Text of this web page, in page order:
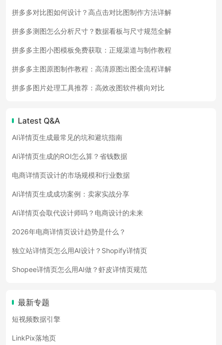
拼多多对比图如何设计？高点击对比图制作方法详解
拼多多测图怎么分析尺寸？数据看板与尺寸规范全解
拼多多主图小图模板免费获取：正规渠道与制作教程
拼多多主图原图制作教程：高清原图出图全流程详解
拼多多图片处理工具推荐：高效改图软件横向对比
Latest Q&A
AI详情页生成最常见的坑和避坑指南
AI详情页生成的ROI怎么算？省钱数据
电商详情页设计的市场规模和行业数据
AI详情页生成成功案例：卖家实战分享
AI详情页会取代设计师吗？电商设计的未来
2026年电商详情页设计趋势是什么？
独立站详情页怎么用AI设计？Shopify详情页
Shopee详情页怎么用AI做？虾皮详情页规范
最新专题
短视频数据引擎
LinkPix落地页